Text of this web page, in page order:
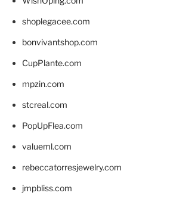
shoplegacee.com
bonvivantshop.com
CupPlante.com
mpzin.com
stcreal.com
PopUpFlea.com
valueml.com
rebeccatorresjewelry.com
jmpbliss.com